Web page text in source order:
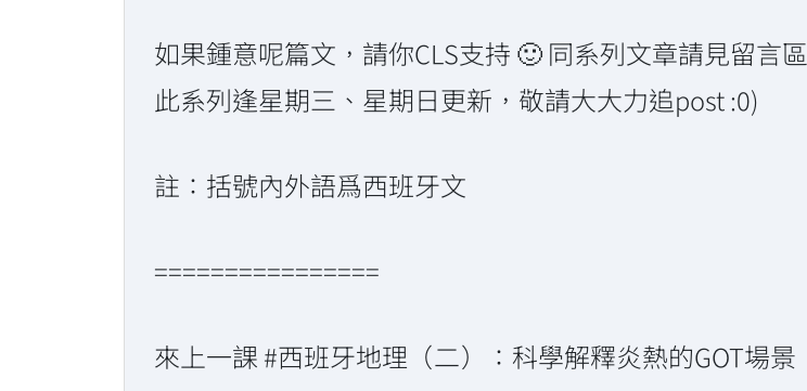
如果鍾意呢篇文，請你CLS支持 🙂 同系列文章請見留言區
此系列逢星期三、星期日更新，敬請大大力追post :0)
註：括號內外語爲西班牙文
================
來上一課 #西班牙地理（二）：科學解釋炎熱的GOT場景